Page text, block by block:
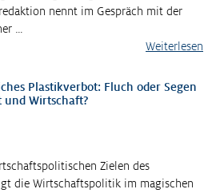
nennt im Gespräch mit der
…
Weiterlesen
Plastikverbot: Fluch oder Segen
Wirtschaft?
Zielen des
die Wirtschaftspolitik im magischen